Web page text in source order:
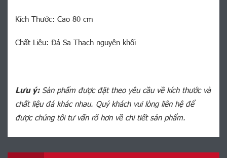
Kích Thước: Cao 80 cm
Chất Liệu: Đá Sa Thạch nguyên khối
Lưu ý:Sản phẩm được đặt theo yêu cầu về kích thước và
chất liệu đá khác nhau. Quý khách vui lòng liên hệ để
được chúng tôi tư vấn rõ hơn về chi tiết sản phẩm.